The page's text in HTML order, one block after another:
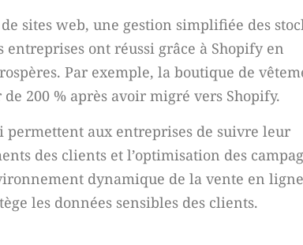
sites web, une gestion simplifiée des
ont réussi grâce à Shopify en
Par exemple, la boutique de
200 % après avoir migré vers Shopify.
permettent aux entreprises de suivre leur
des clients et l’optimisation des
dynamique de la vente en
les données sensibles des clients.